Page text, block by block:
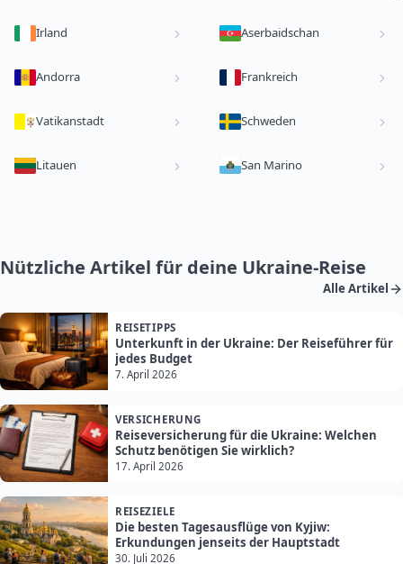
Irland Aserbaidschan
Andorra Frankreich
Vatikanstadt Schweden
Litauen San Marino
Nützliche Artikel für deine Ukraine-Reise
Alle Artikel
REISETIPPS
Unterkunft in der Ukraine: Der Reiseführer für
jedes Budget
7. April 2026
VERSICHERUNG
Reiseversicherung für die Ukraine: Welchen
Schutz benötigen Sie wirklich?
17. April 2026
REISEZIELE
Die besten Tagesausflüge von Kyjiw:
Erkundungen jenseits der Hauptstadt
30. Juli 2026